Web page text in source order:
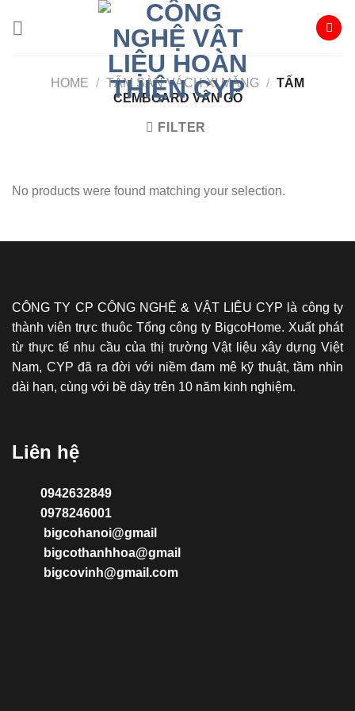
HOME / TẤM SÀN VÁCH XI MĂNG / TẤM
CEMBOARD VÂN GỖ
FILTER
No products were found matching your selection.
CÔNG TY CP CÔNG NGHỆ & VẬT LIỆU CYP là công ty
thành viên trực thuôc Tổng công ty BigcoHome. Xuất phát
từ thực tế nhu cầu của thị trường Vật liệu xây dựng Việt
Nam, CYP đã ra đời với niềm đam mê kỹ thuật, tầm nhìn
dài hạn, cùng với bề dày trên 10 năm kinh nghiệm.
Liên hệ
0942632849
0978246001
bigcohanoi@gmail
bigcothanhhoa@gmail
bigcovinh@gmail.com